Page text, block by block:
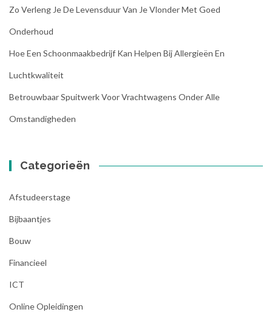
Zo Verleng Je De Levensduur Van Je Vlonder Met Goed
Onderhoud
Hoe Een Schoonmaakbedrijf Kan Helpen Bij Allergieën En
Luchtkwaliteit
Betrouwbaar Spuitwerk Voor Vrachtwagens Onder Alle
Omstandigheden
Categorieën
Afstudeerstage
Bijbaantjes
Bouw
Financieel
ICT
Online Opleidingen